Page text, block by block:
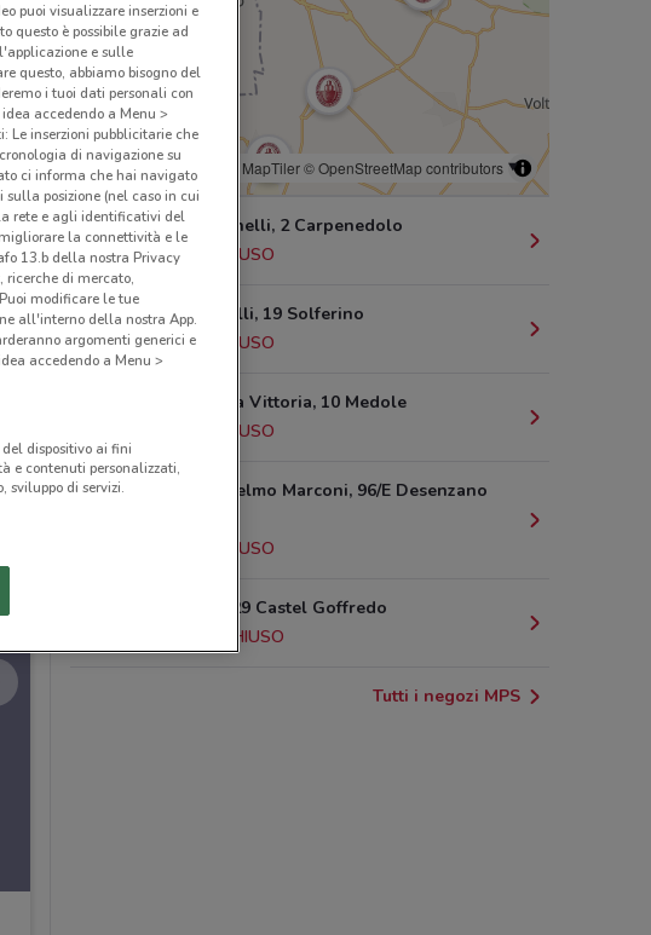
© MapTiler© OpenStreetMap contributors
Via Baronchelli, 2 Carpenedolo
5.4 km
CHIUSO
Piazza Torelli, 19 Solferino
6.5 km
CHIUSO
Piazza Della Vittoria, 10 Medole
CHIUSO
Viale Guglielmo Marconi, 96/E Desenzano
CHIUSO
Via Roma, 29 Castel Goffredo
CHIUSO
Tutti i negozi MPS
puoi visualizzare inserzioni e
questo è possibile grazie ad
e sulle
questo, abbiamo bisogno del
i tuoi dati personali con
accedendo a Menu >
Le inserzioni pubblicitarie che
di navigazione su
ci informa che hai navigato
posizione (nel caso in cui
rete e agli identificativi del
migliorare la connettività e le
13.b della nostra Privacy
ricerche di mercato,
modificare le tue
all'interno della nostra App.
argomenti generici e
accedendo a Menu >
dispositivo ai fini
e contenuti personalizzati,
sviluppo di servizi.